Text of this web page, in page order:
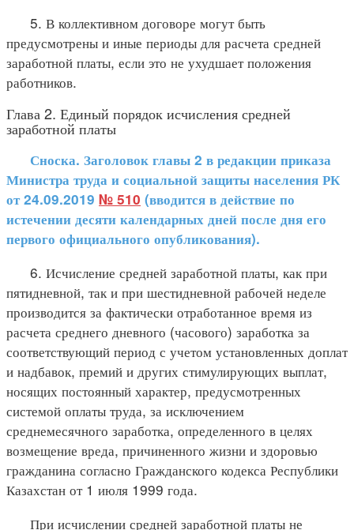
5. В коллективном договоре могут быть
предусмотрены и иные периоды для расчета средней
заработной платы, если это не ухудшает положения
работников.
Глава 2. Единый порядок исчисления средней
заработной платы
Сноска. Заголовок главы 2 в редакции приказа
Министра труда и социальной защиты населения РК
от 24.09.2019 № 510 (вводится в действие по
истечении десяти календарных дней после дня его
первого официального опубликования).
6. Исчисление средней заработной платы, как при
пятидневной, так и при шестидневной рабочей неделе
производится за фактически отработанное время из
расчета среднего дневного (часового) заработка за
соответствующий период с учетом установленных доплат
и надбавок, премий и других стимулирующих выплат,
носящих постоянный характер, предусмотренных
системой оплаты труда, за исключением
среднемесячного заработка, определенного в целях
возмещение вреда, причиненного жизни и здоровью
гражданина согласно Гражданского кодекса Республики
Казахстан от 1 июля 1999 года.
При исчислении средней заработной платы не